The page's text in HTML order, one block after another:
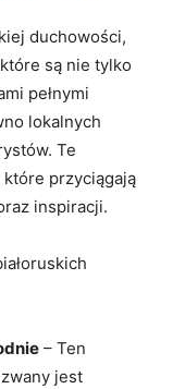
duchowości,
są​ nie tylko
pełnymi
lokalnych
⁢Te
przyciągają
inspiracji.
–⁢ Ten
jest